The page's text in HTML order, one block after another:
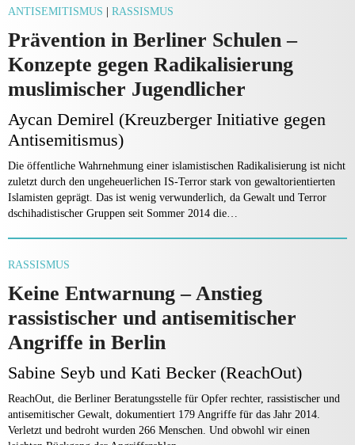
ANTISEMITISMUS RASSISMUS
Prävention in Berliner Schulen –
Konzepte gegen Radikalisierung
muslimischer Jugendlicher
Aycan Demirel (Kreuzberger Initiative gegen
Antisemitismus)
Die öffentliche Wahrnehmung einer islamistischen Radi­kalisierung ist nicht
zuletzt durch den ungeheuerlichen IS-Terror stark von gewaltorientierten
Islamisten ge­prägt. Das ist wenig verwunderlich, da Gewalt und Terror
dschihadistischer Gruppen seit Sommer 2014 die…
RASSISMUS
Keine Entwarnung – Anstieg
rassistischer und antisemitischer
Angriffe in Berlin
Sabine Seyb und Kati Becker (ReachOut)
ReachOut, die Berliner Beratungsstelle für Opfer rechter, rassistischer und
antisemitischer Gewalt, dokumentiert 179 Angriffe für das Jahr 2014.
Verletzt und bedroht wur­den 266 Menschen. Und obwohl wir einen